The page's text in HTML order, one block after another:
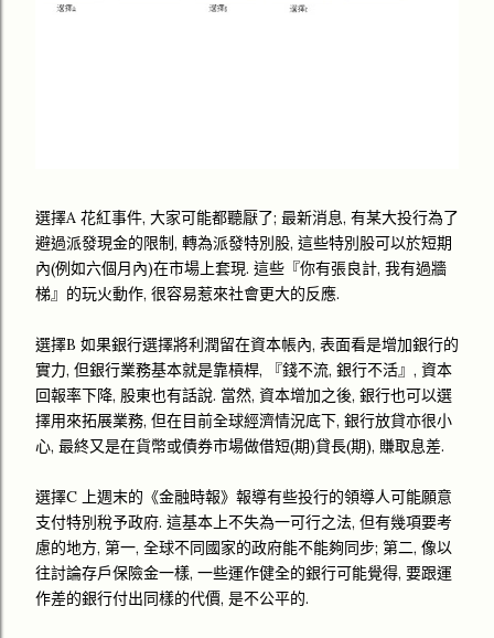
選擇A 花紅事件, 大家可能都聽厭了; 最新消息, 有某大投行為了
避過派發現金的限制, 轉為派發特別股, 這些特別股可以於短期
內(例如六個月內)在市場上套現. 這些『你有張良計, 我有過牆
梯』的玩火動作, 很容易惹來社會更大的反應.
選擇B 如果銀行選擇將利潤留在資本帳內, 表面看是增加銀行的
實力, 但銀行業務基本就是靠槓桿, 『錢不流, 銀行不活』, 資本
回報率下降, 股東也有話說. 當然, 資本增加之後, 銀行也可以選
擇用來拓展業務, 但在目前全球經濟情況底下, 銀行放貸亦很小
心, 最終又是在貨幣或債券市場做借短(期)貸長(期), 賺取息差.
選擇C 上週末的《金融時報》報導有些投行的領導人可能願意
支付特別稅予政府. 這基本上不失為一可行之法, 但有幾項要考
慮的地方, 第一, 全球不同國家的政府能不能夠同步; 第二, 像以
往討論存戶保險金一樣, 一些運作健全的銀行可能覺得, 要跟運
作差的銀行付出同樣的代價, 是不公平的.